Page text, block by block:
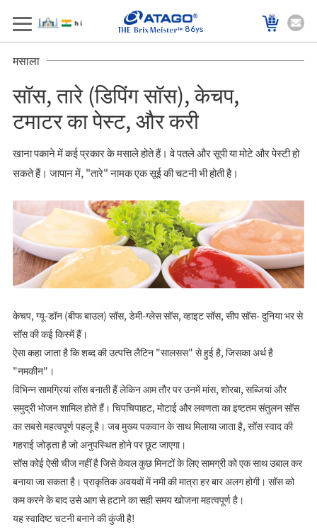
86ys
मसाला
सॉस, तारे (डिपिंग सॉस), केचप,
टमाटर का पेस्ट, और करी
खाना पकाने में कई प्रकार के मसाले होते हैं। वे पतले और सूपी या मोटे और पेस्टी हो
सकते हैं। जापान में, "तारे" नामक एक सूई की चटनी भी होती है।
केचप, ग्यू-डॉन (बीफ बाउल) सॉस, डेमी-ग्‍लेस सॉस, व्‍हाइट सॉस, सीप सॉस- दुनिया भर से
सॉस की कई किस्में हैं।
ऐसा कहा जाता है कि शब्द की उत्पत्ति लैटिन "सालसस" से हुई है, जिसका अर्थ है
"नमकीन"।
विभिन्न सामग्रियां सॉस बनाती हैं लेकिन आम तौर पर उनमें मांस, शोरबा, सब्जियां और
समुद्री भोजन शामिल होते हैं। चिपचिपाहट, मोटाई और लवणता का इष्टतम संतुलन सॉस
का सबसे महत्वपूर्ण पहलू है। जब मुख्य पकवान के साथ मिलाया जाता है, सॉस स्वाद की
गहराई जोड़ता है जो अनुपस्थित होने पर छूट जाएगा।
सॉस कोई ऐसी चीज नहीं है जिसे केवल कुछ मिनटों के लिए सामग्री को एक साथ उबाल कर
बनाया जा सकता है। प्राकृतिक अवयवों में नमी की मात्रा हर बार अलग होगी। सॉस को
कम करने के बाद उसे आग से हटाने का सही समय खोजना महत्वपूर्ण है।
यह स्वादिष्ट चटनी बनाने की कुंजी है!